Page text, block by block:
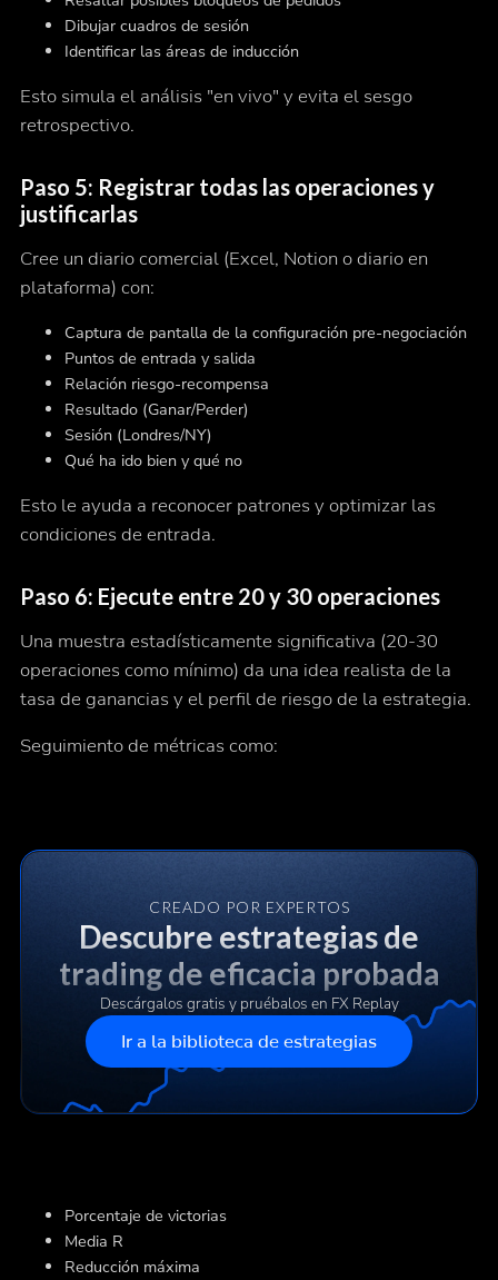
Dibujar cuadros de sesión
Identificar las áreas de inducción
Esto simula el análisis "en vivo" y evita el sesgo
retrospectivo.
Paso 5: Registrar todas las operaciones y
justificarlas
Cree un diario comercial (Excel, Notion o diario en
plataforma) con:
Captura de pantalla de la configuración pre-negociación
Puntos de entrada y salida
Relación riesgo-recompensa
Resultado (Ganar/Perder)
Sesión (Londres/NY)
Qué ha ido bien y qué no
Esto le ayuda a reconocer patrones y optimizar las
condiciones de entrada.
Paso 6: Ejecute entre 20 y 30 operaciones
Una muestra estadísticamente significativa (20-30
operaciones como mínimo) da una idea realista de la
tasa de ganancias y el perfil de riesgo de la estrategia.
Seguimiento de métricas como:
CREADO POR EXPERTOS
Descubre estrategias de
trading de eficacia probada
Descárgalos gratis y pruébalos en FX Replay
Ir a la biblioteca de estrategias
Porcentaje de victorias
Media R
Reducción máxima